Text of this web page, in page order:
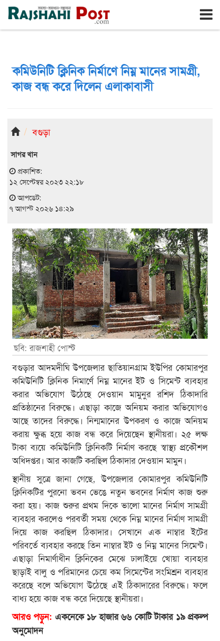
রাজশাহী শুক্রবার, ৭ই আগস্ট ২০২৬, ২৪শে শ্রাবণ ১৪৩৩
কমিউনিটি ক্লিনিক নির্মাণে নিম্ন মানের সামগ্রী,
কাজ বন্ধ করে দিলেন এলাকাবাসী
বগুড়া
সাগর খান
প্রকাশিত:
১২ সেপ্টেম্বর ২০২৩ ২২:১৮
আপডেট:
৭ আগস্ট ২০২৬ ১৪:২৯
ছবি: রাজশাহী পোস্ট
বগুড়ার আদমদীঘি উপজেলার ছাতিয়ানগ্রাম ইউপির কোমারপুর
কমিউনিটি ক্লিনিক নিমার্ণে নিম্ন মানের ইট ও সিমেন্ট ব্যবহার
করার অভিযোগ উঠেছে দেওয়ান মামুনুর রশিদ ঠিকাদারি
প্রতিষ্ঠানের বিরুদ্ধে। এছাড়া কাজে অনিয়ম করার অভিযোগও
আছে তাদের বিরুদ্ধে। নিন্মমানের উপকরণ ও কাজে অনিয়ম
করায় ক্ষুব্ধ হয়ে কাজ বন্ধ করে দিয়েছেন স্থানীয়রা। ২৫ লক্ষ
টাকা ব্যয়ে কমিউনিটি ক্লিনিকটি নির্মাণ করছে স্বাস্থ্য প্রকৌশল
অধিদপ্তর। আর কাজটি করছিল ঠিকাদার দেওয়ান মামুন।
স্থানীয় সুত্রে জানা গেছে, উপজেলার কোমারপুর কমিউনিটি
ক্লিনিকটির পুরনো ভবন ভেঙে নতুন ভবনের নির্মাণ কাজ শুরু
করা হয়। কাজ শুরুর প্রথম দিকে ভালো মানের নির্মাণ সামগ্রী
ব্যবহার করলেও পরবর্তী সময় থেকে নিম্ন মানের নির্মাণ সামগ্রী
দিয়ে কাজ করছিল ঠিকাদার। সেখানে এক নাম্বার ইটের
পরিবর্তে ব্যবহার করছে তিন নাম্বার ইট ও নিম্ন মানের সিমেন্ট।
এছাড়া নিমার্ণাধীন ক্লিনিকের মেঝে ঢালাইয়ে খোয়া ব্যবহার
ছাড়াই বালু ও পরিমানের চেয়ে কম সিমেন্টের সংমিশ্রন ব্যবহার
করেছে বলে অভিযোগ উঠেছে এই ঠিকাদারের বিরুদ্ধে। ফলে
বাধ্য হয়ে কাজ বন্ধ করে দিয়েছে স্থানীয়রা।
আরও পড়ুন: একনেকে ১৮ হাজার ৬৬ কোটি টাকার ১৯ প্রকল্প
অনুমোদন